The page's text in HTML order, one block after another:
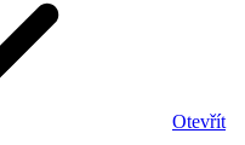
Otevřít